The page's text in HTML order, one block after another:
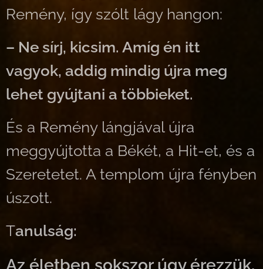
Remény, így szólt lágy hangon:
– Ne sírj, kicsim. Amíg én itt
vagyok, addig mindig újra meg
lehet gyújtani a többieket.
És a Remény lángjával újra
meggyújtotta a Békét, a Hit-et, és a
Szeretetet. A templom újra fényben
úszott.
Tanulság:
Az életben sokszor úgy érezzük,